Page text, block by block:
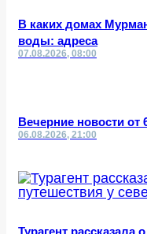
В каких домах
воды: адреса
07.08.2026, 08:00
Вечерние новости от
06.08.2026, 21:00
Турагент рассказала